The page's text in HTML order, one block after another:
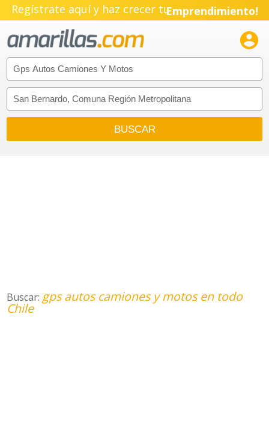
Regístrate aquí y haz crecer tuEmprendimiento!

Buscar: gps autos camiones y motos en todo
Chile